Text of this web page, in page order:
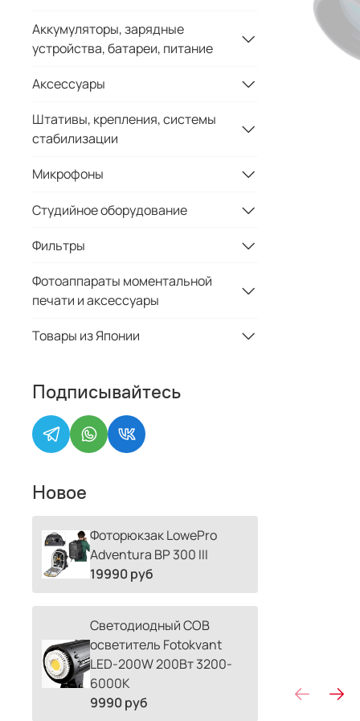
Аккумуляторы, зарядные
устройства, батареи, питание
Аксессуары
Штативы, крепления, системы
стабилизации
Микрофоны
Студийное оборудование
Фильтры
Фотоаппараты моментальной
печати и аксессуары
Товары из Японии
Подписывайтесь
Новое
Фоторюкзак LowePro
Adventura BP 300 III
19990 руб
Светодиодный COB
осветитель Fotokvant
LED-200W 200Вт 3200-
6000К
9990 руб